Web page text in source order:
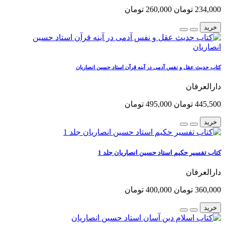
234,000 تومان 260,000 تومان
خرید
کتاب حدیث عقل و نفس آدمی در آینه قرآن استاد حسین انصاریان
دارالعرفان
445,500 تومان 495,000 تومان
خرید
کتاب تفسیر حکیم استاد حسین انصاریان جلد 1
دارالعرفان
360,000 تومان 400,000 تومان
خرید